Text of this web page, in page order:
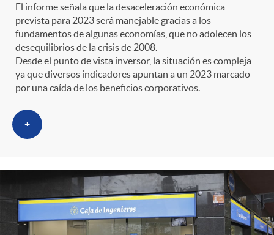
El informe señala que la desaceleración económica
prevista para 2023 será manejable gracias a los
fundamentos de algunas economías, que no adolecen los
desequilibrios de la crisis de 2008.
Desde el punto de vista inversor, la situación es compleja
ya que diversos indicadores apuntan a un 2023 marcado
por una caída de los beneficios corporativos.
+